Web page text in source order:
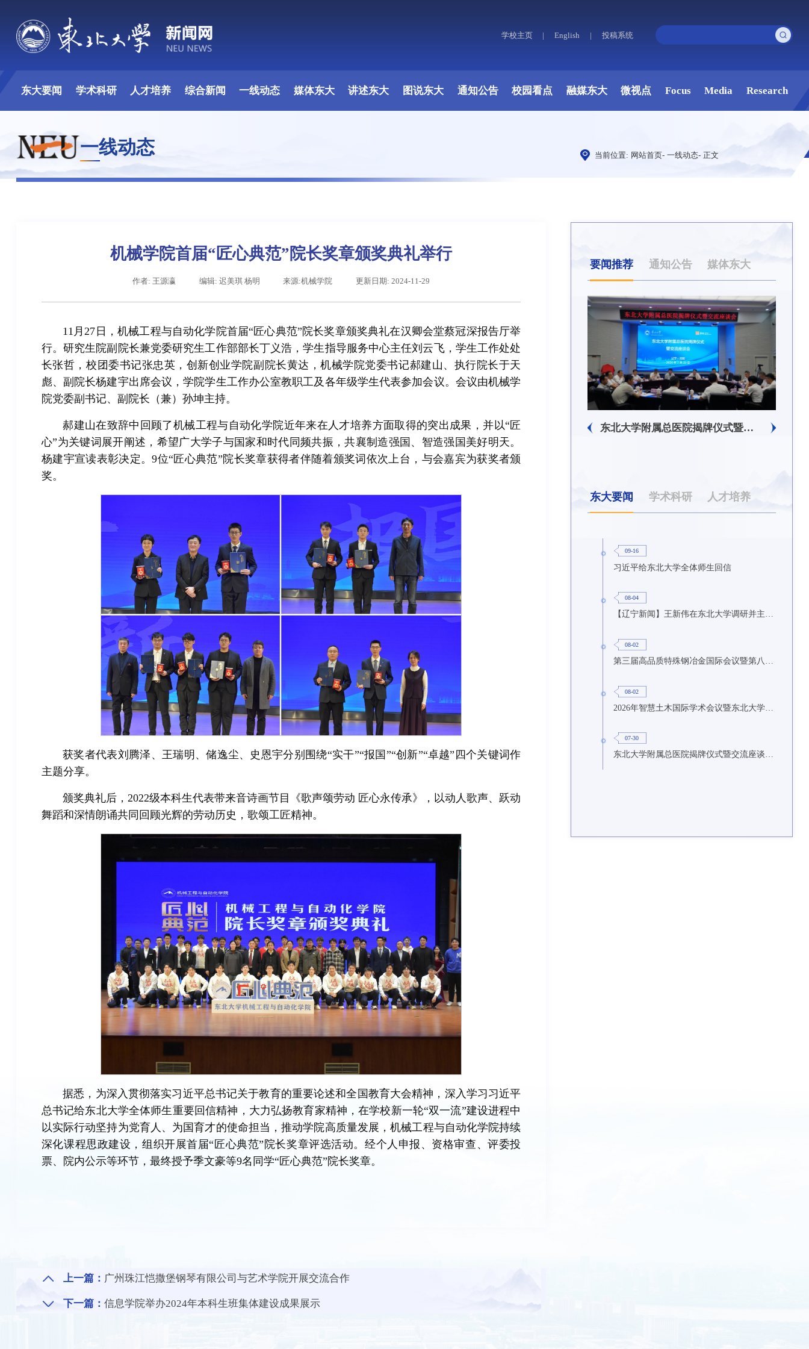
学校主页 | English | 投稿系统
东大要闻 学术科研 人才培养 综合新闻 一线动态 媒体东大 讲述东大 图说东大 通知公告 校园看点 融媒东大 微视点 Focus Media Research
一线动态 当前位置: 网站首页- 一线动态- 正文
机械学院首届“匠心典范”院长奖章颁奖典礼举行
作者: 王源瀛 编辑: 迟美琪 杨明 来源:机械学院 更新日期: 2024-11-29
11月27日，机械工程与自动化学院首届“匠心典范”院长奖章颁奖典礼在汉卿会堂蔡冠深报告厅举
行。研究生院副院长兼党委研究生工作部部长丁义浩，学生指导服务中心主任刘云飞，学生工作处处
长张哲，校团委书记张忠英，创新创业学院副院长黄达，机械学院党委书记郝建山、执行院长于天
彪、副院长杨建宇出席会议，学院学生工作办公室教职工及各年级学生代表参加会议。会议由机械学
院党委副书记、副院长（兼）孙坤主持。
郝建山在致辞中回顾了机械工程与自动化学院近年来在人才培养方面取得的突出成果，并以“匠
心”为关键词展开阐述，希望广大学子与国家和时代同频共振，共襄制造强国、智造强国美好明天。
杨建宇宣读表彰决定。9位“匠心典范”院长奖章获得者伴随着颁奖词依次上台，与会嘉宾为获奖者颁
奖。
获奖者代表刘腾泽、王瑞明、储逸尘、史恩宇分别围绕“实干”“报国”“创新”“卓越”四个关键词作
主题分享。
颁奖典礼后，2022级本科生代表带来音诗画节目《歌声颂劳动 匠心永传承》，以动人歌声、跃动
舞蹈和深情朗诵共同回顾光辉的劳动历史，歌颂工匠精神。
据悉， 为深入贯彻落实习近平总书记关于教育的重要论述和全国教育大会精神， 深入学习习近平
总书记给东北大学全体师生重要回信精神， 大力弘扬教育家精神，在学校新一轮“双一流”建设进程中
以实际行动坚持为党育人、为国育才的使命担当，推动学院高质量发展，机械工程与自动化学院持续
深化课程思政建设，组织开展首届“匠心典范”院长奖章评选活动。经个人申报、资格审查、评委投
票、院内公示等环节，最终授予季文豪等9名同学“匠心典范”院长奖章。
上一篇： 广州珠江恺撒堡钢琴有限公司与艺术学院开展交流合作
下一篇： 信息学院举办2024年本科生班集体建设成果展示
要闻推荐 通知公告 媒体东大
辽宁省卓越工程师培养联合体在东北大学成立 习近平给东北大学全体师生回信 东北大学附属总医院揭牌仪式暨交流座谈会举行
东大要闻 学术科研 人才培养
09-16
习近平给东北大学全体师生回信
08-04
【辽宁新闻】王新伟在东北大学调研并主持召开座谈会
08-02
08-02
07-30
东北大学附属总医院揭牌仪式暨交流座谈会举行